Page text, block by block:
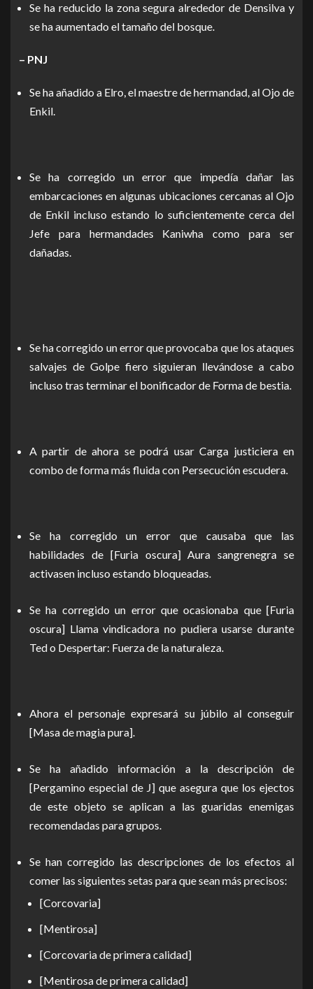
Se ha reducido la zona segura alrededor de Densilva y
se ha aumentado el tamaño del bosque.
– PNJ
Se ha añadido a Elro, el maestre de hermandad, al Ojo de
Enkil.
Se ha corregido un error que impedía dañar las
embarcaciones en algunas ubicaciones cercanas al Ojo
de Enkil incluso estando lo suficientemente cerca del
Jefe para hermandades Kaniwha como para ser
dañadas.
Se ha corregido un error que provocaba que los ataques
salvajes de Golpe fiero siguieran llevándose a cabo
incluso tras terminar el bonificador de Forma de bestia.
A partir de ahora se podrá usar Carga justiciera en
combo de forma más fluida con Persecución escudera.
Se ha corregido un error que causaba que las
habilidades de [Furia oscura] Aura sangrenegra se
activasen incluso estando bloqueadas.
Se ha corregido un error que ocasionaba que [Furia
oscura] Llama vindicadora no pudiera usarse durante
Ted o Despertar: Fuerza de la naturaleza.
Ahora el personaje expresará su júbilo al conseguir
[Masa de magia pura].
Se ha añadido información a la descripción de
[Pergamino especial de J] que asegura que los ejectos
de este objeto se aplican a las guaridas enemigas
recomendadas para grupos.
Se han corregido las descripciones de los efectos al
comer las siguientes setas para que sean más precisos:
[Corcovaria]
[Mentirosa]
[Corcovaria de primera calidad]
[Mentirosa de primera calidad]